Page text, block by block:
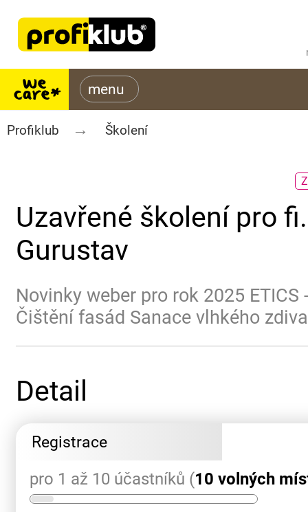
Profiklub Školení
Uzavřené školení pro fi.
Gurustav
Novinky weber pro rok 2025 ETICS
Čištění fasád Sanace vlhkého zdiva
Detail
Registrace
pro 1 až 10 účastníků (10 volných